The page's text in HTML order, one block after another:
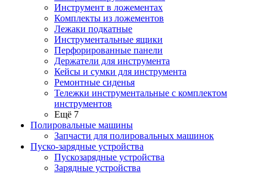
Инструмент в ложементах
Комплекты из ложементов
Лежаки подкатные
Инструментальные ящики
Перфорированные панели
Держатели для инструмента
Кейсы и сумки для инструмента
Ремонтные сиденья
Тележки инструментальные с комплектом
инструментов
Ещё 7
Полировальные машины
Запчасти для полировальных машинок
Пуско-зарядные устройства
Пускозарядные устройства
Зарядные устройства